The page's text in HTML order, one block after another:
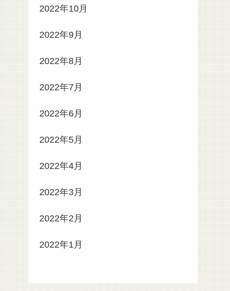
2022年10月
2022年9月
2022年8月
2022年7月
2022年6月
2022年5月
2022年4月
2022年3月
2022年2月
2022年1月